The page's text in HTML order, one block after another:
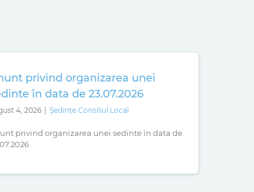
privind organizarea unei
în data de 23.07.2026
4, 2026 Ședințe Consiliul Local
privind organizarea unei sedinte în data de